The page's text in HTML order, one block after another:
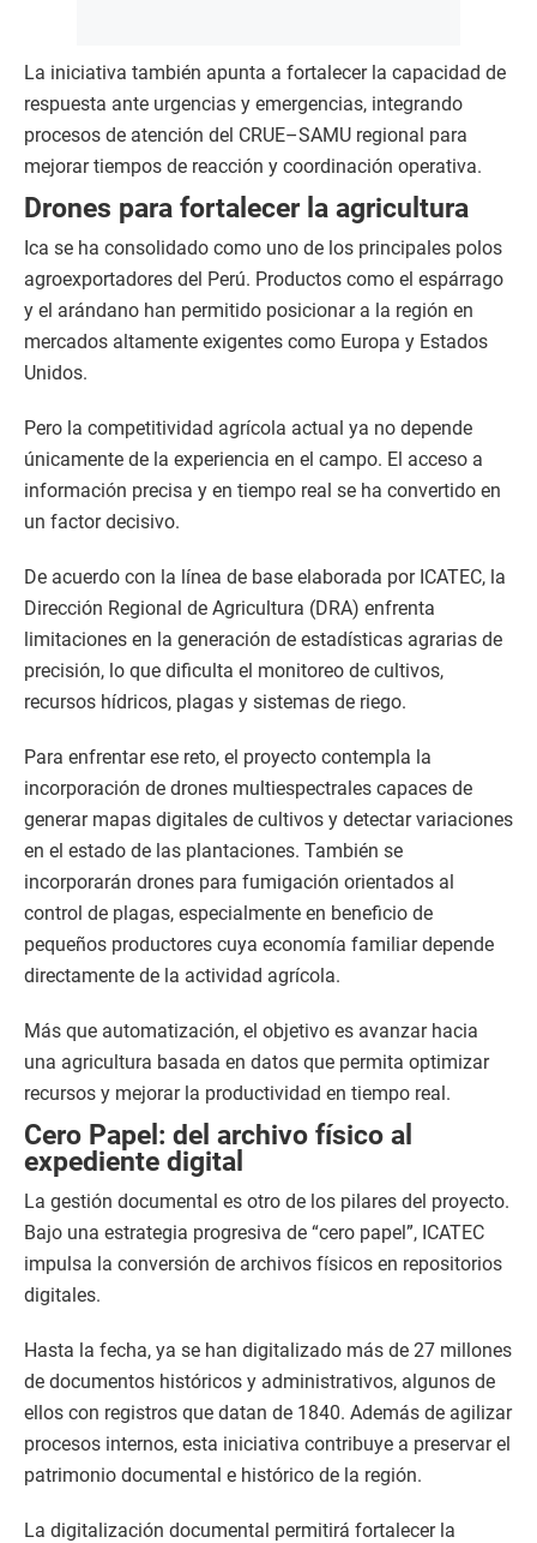
La iniciativa también apunta a fortalecer la capacidad de
respuesta ante urgencias y emergencias, integrando
procesos de atención del CRUE–SAMU regional para
mejorar tiempos de reacción y coordinación operativa.
Drones para fortalecer la agricultura
Ica se ha consolidado como uno de los principales polos
agroexportadores del Perú. Productos como el espárrago
y el arándano han permitido posicionar a la región en
mercados altamente exigentes como Europa y Estados
Unidos.
Pero la competitividad agrícola actual ya no depende
únicamente de la experiencia en el campo. El acceso a
información precisa y en tiempo real se ha convertido en
un factor decisivo.
De acuerdo con la línea de base elaborada por ICATEC, la
Dirección Regional de Agricultura (DRA) enfrenta
limitaciones en la generación de estadísticas agrarias de
precisión, lo que dificulta el monitoreo de cultivos,
recursos hídricos, plagas y sistemas de riego.
Para enfrentar ese reto, el proyecto contempla la
incorporación de drones multiespectrales capaces de
generar mapas digitales de cultivos y detectar variaciones
en el estado de las plantaciones. También se
incorporarán drones para fumigación orientados al
control de plagas, especialmente en beneficio de
pequeños productores cuya economía familiar depende
directamente de la actividad agrícola.
Más que automatización, el objetivo es avanzar hacia
una agricultura basada en datos que permita optimizar
recursos y mejorar la productividad en tiempo real.
Cero Papel: del archivo físico al
expediente digital
La gestión documental es otro de los pilares del proyecto.
Bajo una estrategia progresiva de “cero papel”, ICATEC
impulsa la conversión de archivos físicos en repositorios
digitales.
Hasta la fecha, ya se han digitalizado más de 27 millones
de documentos históricos y administrativos, algunos de
ellos con registros que datan de 1840. Además de agilizar
procesos internos, esta iniciativa contribuye a preservar el
patrimonio documental e histórico de la región.
La digitalización documental permitirá fortalecer la